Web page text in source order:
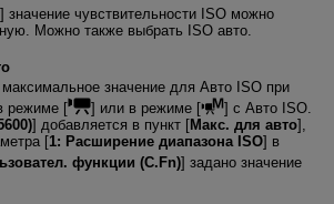
] значение чувствительности ISO можно
Можно также выбрать ISO авто.
значение для Авто ISO при
режиме [
] или в режиме [
] с Авто ISO.
] добавляется в пункт [Макс. для авто],
[1: Расширение диапазона ISO] в
функции (C.Fn)] задано значение